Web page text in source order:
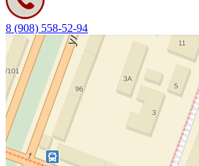
8 (908) 558-52-94